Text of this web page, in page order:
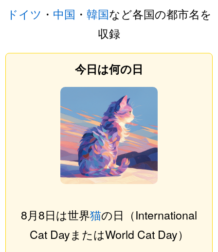
ドイツ ・ 中国 ・ 韓国など各国の都市名を
収録
今日は何の日
8月8日は世界猫の日（International
Cat DayまたはWorld Cat Day）